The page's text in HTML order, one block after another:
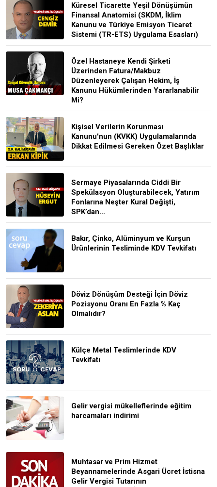
Küresel Ticarette Yeşil Dönüşümün
Finansal Anatomisi (SKDM, İklim
Kanunu ve Türkiye Emisyon Ticaret
Sistemi (TR-ETS) Uygulama Esasları)
Özel Hastaneye Kendi Şirketi
Üzerinden Fatura/Makbuz
Düzenleyerek Çalışan Hekim, İş
Kanunu Hükümlerinden Yararlanabilir
Mi?
Kişisel Verilerin Korunması
Kanunu'nun (KVKK) Uygulamalarında
Dikkat Edilmesi Gereken Özet Başlıklar
Sermaye Piyasalarında Ciddi Bir
Spekülasyon Oluşturabilecek, Yatırım
Fonlarına Neşter Kural Değişti,
SPK’dan...
Bakır, Çinko, Alüminyum ve Kurşun
Ürünlerinin Tesliminde KDV Tevkifatı
Döviz Dönüşüm Desteği İçin Döviz
Pozisyonu Oranı En Fazla % Kaç
Olmalıdır?
Külçe Metal Teslimlerinde KDV
Tevkifatı
Gelir vergisi mükelleflerinde eğitim
harcamaları indirimi
Muhtasar ve Prim Hizmet
Beyannamelerinde Asgari Ücret İstisna
Gelir Vergisi Tutarının